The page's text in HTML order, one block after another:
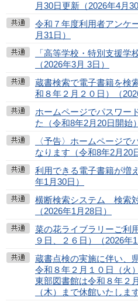
月30日更新（2026年4月30
令和７年度利用者アンケ
月31日）
「高等学校・特別支援学
（2026年3月 3日）
蔵書検索で電子書籍を検
和８年２月２０日）（
ホームページでパスワー
た（令和8年2月20日開始
〈予告〉ホームページで
なります（令和8年2月20
利用できる電子書籍が増
年1月30日）
横断検索システム 検索
（2026年1月28日）
菜の花ライブラリーご利
９日、２６日）（2026年1
蔵書点検の実施に伴い、
令和８年２月１０日（火
東部図書館は令和８年２
（木）まで休館いたしま